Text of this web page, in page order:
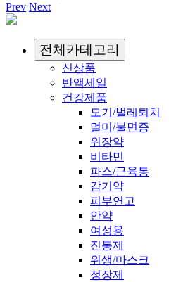
Prev Next
전체카테고리
신상품
반액세일
건강제품
모기/벌레퇴치
멀미/불면증
위장약
비타민
파스/근육통
감기약
피부연고
안약
여성용
진통제
위생/마스크
정장제